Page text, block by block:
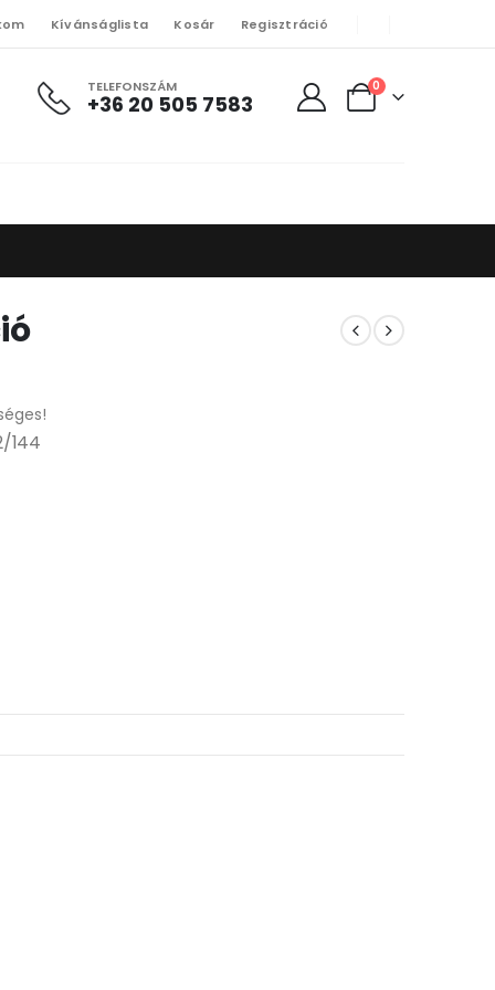
Kívánságlista Kosár Regisztráció
TELEFONSZÁM
+36 20 505 7583
0
144